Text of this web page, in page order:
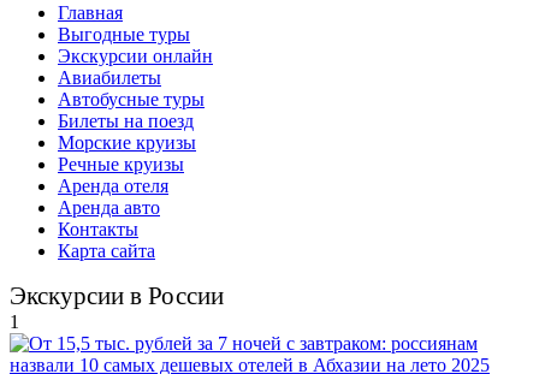
Главная
Выгодные туры
Экскурсии онлайн
Авиабилеты
Автобусные туры
Билеты на поезд
Морские круизы
Речные круизы
Аренда отеля
Аренда авто
Контакты
Карта сайта
Экскурсии в России
1